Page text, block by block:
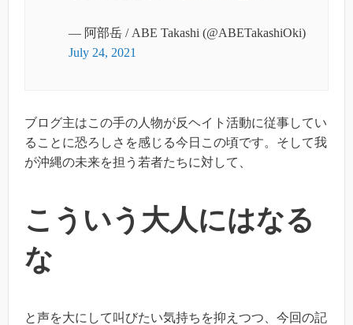
— 阿部岳 / ABE Takashi (@ABETakashiOki)
July 24, 2021
ブログ主はこの手の人物が反ヘイト活動に従事してい
ることに恐ろしさを感じる今日この頃です。そして我
が沖縄の未来を担う若者たちに対して、
こういう大人にはなる
な
と声を大にして叫びたい気持ちを抑えつつ、今回の記